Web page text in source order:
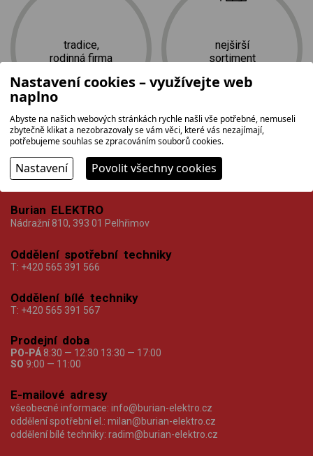
tradice,
rodinná firma
nejširší
sortiment
KONTAKTY
Burian ELEKTRO
Nádražní 810, 393 01 Pelhřimov
Oddělení spotřební techniky
T: +420 565 391 566
Oddělení bílé techniky
T: +420 565 391 567
Prodejní doba
PO-PÁ 8:30 — 12:30 13:30 — 17:00
SO 9:00 — 11:00
E-mailové adresy
všeobecné informace: info@burian-elektro.cz
oddělení spotřební el.: milan@burian-elektro.cz
oddělení bílé techniky: radim@burian-elektro.cz
Nastavení cookies – využívejte web
naplno
Abyste na našich webových stránkách rychle našli vše potřebné, nemuseli
zbytečně klikat a nezobrazovaly se vám věci, které vás nezajímají,
potřebujeme souhlas se zpracováním souborů cookies.
Nastavení Povolit všechny cookies